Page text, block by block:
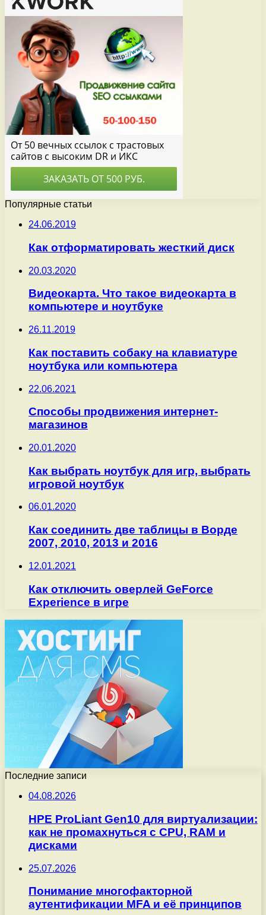
Популярные статьи
24.06.2019
Как отформатировать жесткий диск
20.03.2020
Видеокарта. Что такое видеокарта в
компьютере и ноутбуке
26.11.2019
Как поставить собаку на клавиатуре
ноутбука или компьютера
22.06.2021
Способы продвижения интернет-
магазинов
20.01.2020
Как выбрать ноутбук для игр, выбрать
игровой ноутбук
06.01.2020
Как соединить две таблицы в Ворде
2007, 2010, 2013 и 2016
12.01.2021
Как отключить оверлей GeForce
Experience в игре
Последние записи
04.08.2026
HPE ProLiant Gen10 для виртуализации:
как не промахнуться с CPU, RAM и
дисками
25.07.2026
Понимание многофакторной
аутентификации MFA и её принципов